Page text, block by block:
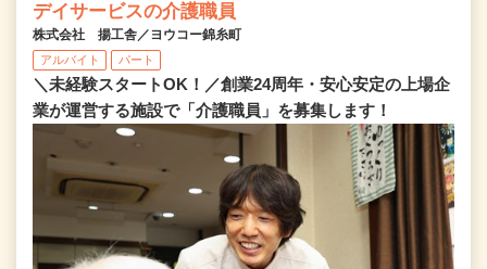
デイサービスの介護職員
株式会社 揚工舎／ヨウコー錦糸町
アルバイト パート
＼未経験スタートOK！／創業24周年・安心安定の上場企
業が運営する施設で「介護職員」を募集します！